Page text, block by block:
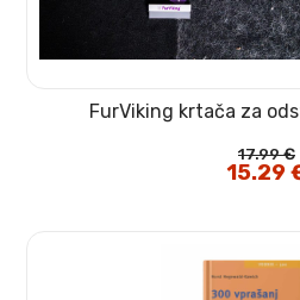
FurViking krtača za
17.99€
Izvirna
cena
15.29